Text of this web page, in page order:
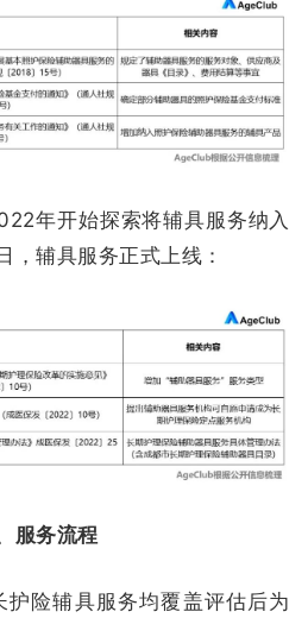
年开始探索将辅具服务纳入
辅具服务正式上线：
服务流程
护险辅具服务均覆盖评估后为